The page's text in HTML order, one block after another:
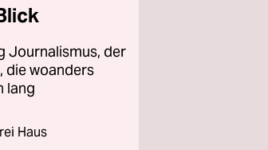
Journalismus, der
die woanders
lang
Haus